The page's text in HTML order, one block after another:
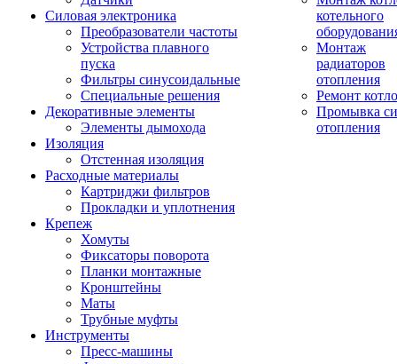
Силовая электроника
Преобразователи частоты
Устройства плавного
пуска
Фильтры синусоидальные
Специальные решения
Декоративные элементы
Элементы дымохода
Изоляция
Отстенная изоляция
Расходные материалы
Картриджи фильтров
Прокладки и уплотнения
Крепеж
Хомуты
Фиксаторы поворота
Планки монтажные
Кронштейны
Маты
Трубные муфты
Инструменты
Пресс-машины
котельного
Монтаж
радиаторов
отопления
Ремонт
Промывка
отопления